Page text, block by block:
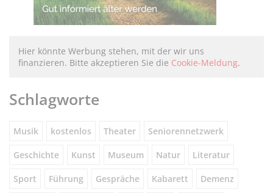
Hier könnte Werbung stehen, mit der wir uns
finanzieren. Bitte akzeptieren Sie die Cookie-Meldung.
Schlagworte
Musik kostenlos Theater Seniorennetzwerk
Geschichte Kunst Museum Natur Literatur
Sport Führung Gespräche Kabarett Demenz